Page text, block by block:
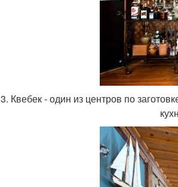
3. Квебек - один из центров по